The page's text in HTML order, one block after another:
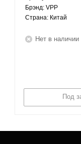
Брэнд: VPP
Страна: Китай
Нет в наличии
Под